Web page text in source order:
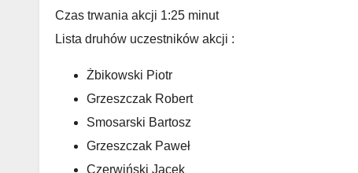
Czas trwania akcji 1:25 minut
Lista druhów uczestników akcji :
Żbikowski Piotr
Grzeszczak Robert
Smosarski Bartosz
Grzeszczak Paweł
Czerwiński Jacek